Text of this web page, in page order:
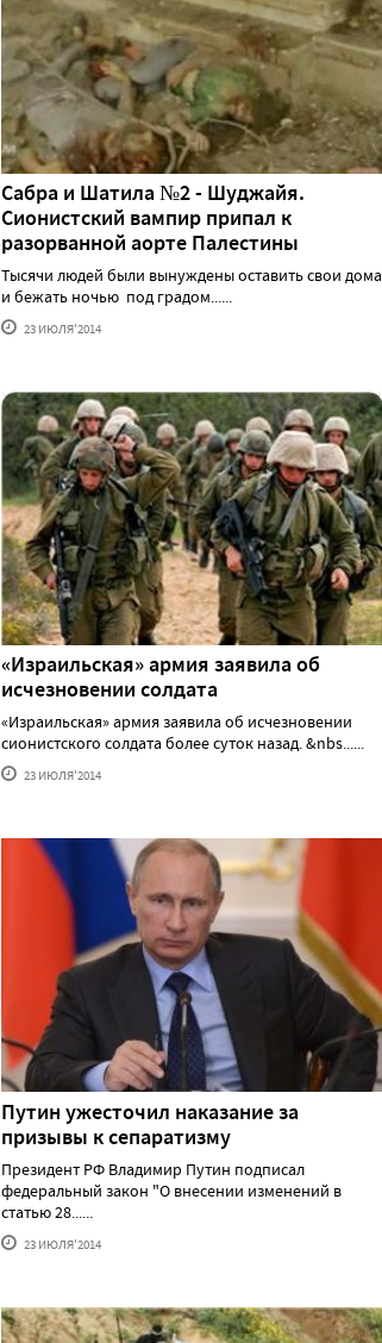
Сабра и Шатила №2 - Шуджайя.
Сионистский вампир припал к
разорванной аорте Палестины
Тысячи людей были вынуждены оставить свои дома
и бежать ночью под градом......
23 ИЮЛЯ'2014
«Израильская» армия заявила об
исчезновении солдата
«Израильская» армия заявила об исчезновении
сионистского солдата более суток назад. &nbs......
23 ИЮЛЯ'2014
Путин ужесточил наказание за
призывы к сепаратизму
Президент РФ Владимир Путин подписал
федеральный закон "О внесении изменений в
статью 28......
23 ИЮЛЯ'2014